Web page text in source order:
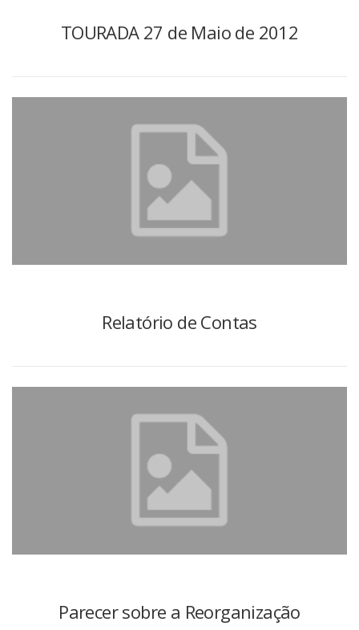
TOURADA 27 de Maio de 2012
Relatório de Contas
Parecer sobre a Reorganização